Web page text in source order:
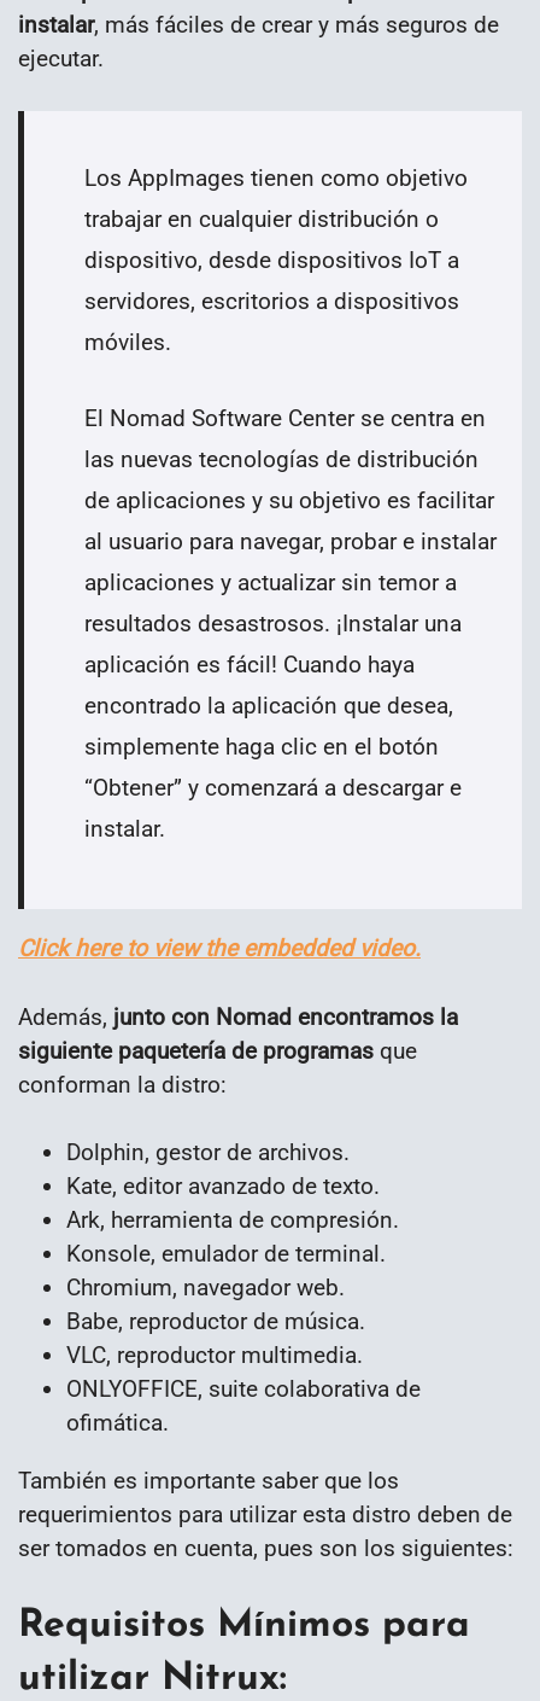
instalar, más fáciles de crear y más seguros de
ejecutar.
Los AppImages tienen como objetivo
trabajar en cualquier distribución o
dispositivo, desde dispositivos IoT a
servidores, escritorios a dispositivos
móviles.
El Nomad Software Center se centra en
las nuevas tecnologías de distribución
de aplicaciones y su objetivo es facilitar
al usuario para navegar, probar e instalar
aplicaciones y actualizar sin temor a
resultados desastrosos. ¡Instalar una
aplicación es fácil! Cuando haya
encontrado la aplicación que desea,
simplemente haga clic en el botón
“Obtener” y comenzará a descargar e
instalar.
Click here to view the embedded video.
Además, junto con Nomad encontramos la
siguiente paquetería de programas que
conforman la distro:
Dolphin, gestor de archivos.
Kate, editor avanzado de texto.
Ark, herramienta de compresión.
Konsole, emulador de terminal.
Chromium, navegador web.
Babe, reproductor de música.
VLC, reproductor multimedia.
ONLYOFFICE, suite colaborativa de
ofimática.
También es importante saber que los
requerimientos para utilizar esta distro deben de
ser tomados en cuenta, pues son los siguientes:
Requisitos Mínimos para
utilizar Nitrux: